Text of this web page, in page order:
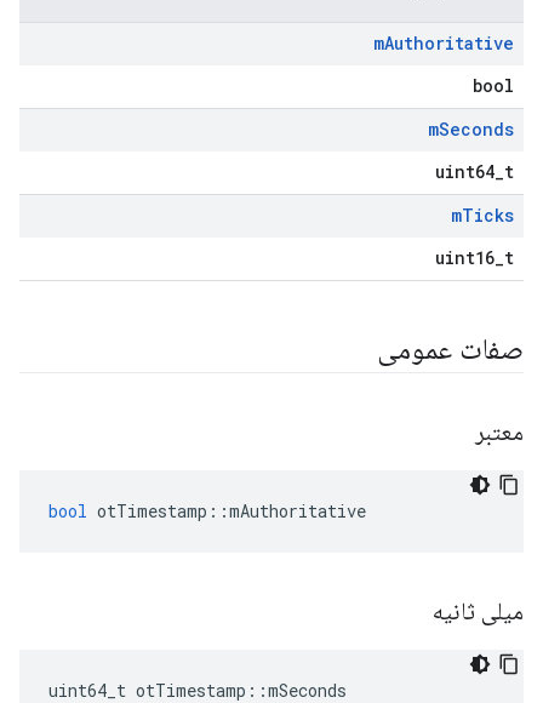
mAuthoritative
bool
mSeconds
uint64_t
mTicks
uint16_t
صفات عمومی
معتبر
bool otTimestamp ::mAuthoritative
میلی ثانیه
uint64_t otTimestamp ::mSeconds